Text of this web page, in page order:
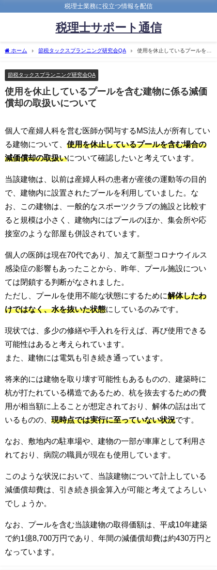
税理士業務に役立つ情報を配信
税理士サポート通信
ホーム 節税タックスプランニング研究会QA
使用を休止しているプールを含
節税タックスプランニング研究会QA
使用を休止しているプールを含む建物に係る減価
償却の取扱いについて
個人で産婦人科を営む医師が関与するMS法人が所有してい
る建物について、 使用を休止しているプールを含む場合の
減価償却の取扱いについて確認したいと考えています。
当該建物は、以前は産婦人科の患者が産後の運動等の目的
で、建物内に設置されたプールを利用していました。な
お、この建物は、一般的なスポーツクラブの施設と比較す
ると規模は小さく、建物内にはプールのほか、集会所や応
接室のような部屋も併設されています。
個人の医師は現在70代であり、加えて新型コロナウイルス
感染症の影響もあったことから、昨年、プール施設につい
ては閉鎖する判断がなされました。
ただし、プールを使用不能な状態にするために解体したわ
けではなく、水を抜いた状態にしているのみです。
現状では、多少の修繕や手入れを行えば、再び使用できる
可能性はあると考えられています。
また、建物には電気も引き続き通っています。
将来的には建物を取り壊す可能性もあるものの、建築時に
杭が打たれている構造であるため、杭を抜去するための費
用が相当額に上ることが想定されており、解体の話は出て
いるものの、 現時点では実行に至っていない状況です。
なお、敷地内の駐車場や、建物の一部が車庫として利用さ
れており、病院の職員が現在も使用しています。
このような状況において、当該建物について計上している
減価償却費は、引き続き損金算入が可能と考えてよろしい
でしょうか。
なお、プールを含む当該建物の取得価額は、平成10年建築
で約1億8,700万円であり、年間の減価償却費は約430万円と
なっています。